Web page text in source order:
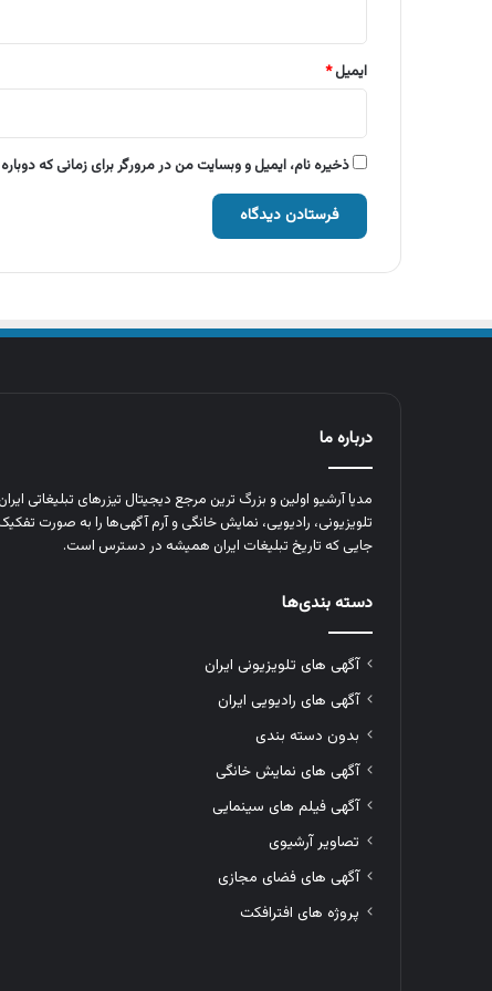
ایمیل*
ذخیره نام، ایمیل و وبسایت من در مرورگر برای زمانی که
درباره ما
مدیا آرشیو اولین و بزرگ‌ ترین مرجع دیجیتال تیزرهای تبلیغاتی
تلویزیونی، رادیویی، نمایش خانگی و آرم‌ آگهی‌ها را به‌ صورت
جایی که تاریخ تبلیغات ایران همیشه در دسترس است.
دسته بندی‌ها
آگهی های تلویزیونی ایران
آگهی های رادیویی ایران
بدون دسته بندی
آگهی های نمایش خانگی
آگهی فیلم های سینمایی
تصاویر آرشیوی
آگهی های فضای مجازی
پروژه های افترافکت